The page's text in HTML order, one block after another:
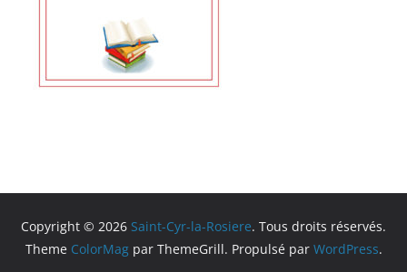
Copyright © 2026 Saint-Cyr-la-Rosiere. Tous droits réservés.
Theme ColorMagpar ThemeGrill. Propulsé par WordPress.